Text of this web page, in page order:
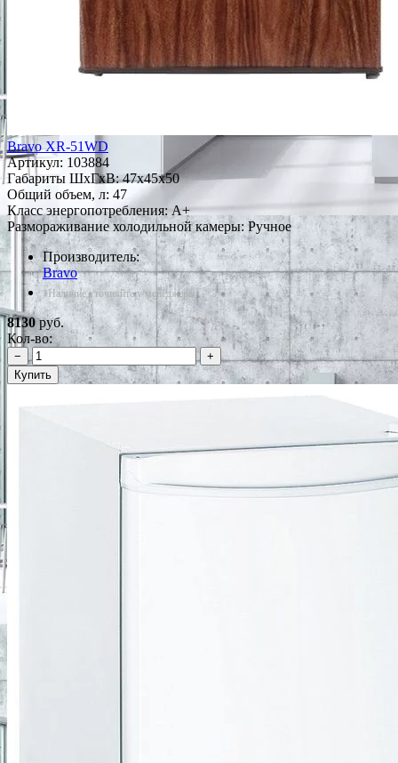
Bravo XR-51WD
Артикул: 103884
Габариты ШxГxВ: 47x45x50
Общий объем, л: 47
Класс энергопотребления: A+
Размораживание холодильной камеры: Ручное
Производитель:
Bravo
*Наличие уточняйте у менеджера
8130руб.
Кол-во:
−
+
Купить